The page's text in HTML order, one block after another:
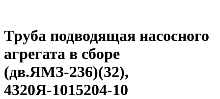
Труба подводящая насосного
агрегата в сборе
(дв.ЯМЗ-236)(32),
4320Я-1015204-10